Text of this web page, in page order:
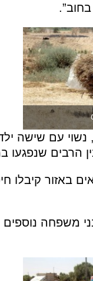
סאבר אל בריים, בן 37,
הרבים שנפגעו
משפחה